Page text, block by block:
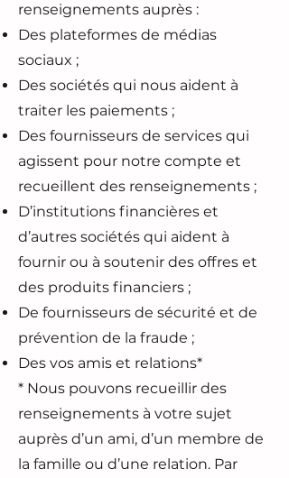
renseignements auprès :
Des plateformes de médias
sociaux ;
Des sociétés qui nous aident à
traiter les paiements ;
Des fournisseurs de services qui
agissent pour notre compte et
recueillent des renseignements ;
D’institutions financières et
d’autres sociétés qui aident à
fournir ou à soutenir des offres et
des produits financiers ;
De fournisseurs de sécurité et de
prévention de la fraude ;
Des vos amis et relations*
* Nous pouvons recueillir des
renseignements à votre sujet
auprès d’un ami, d’un membre de
la famille ou d’une relation. Par